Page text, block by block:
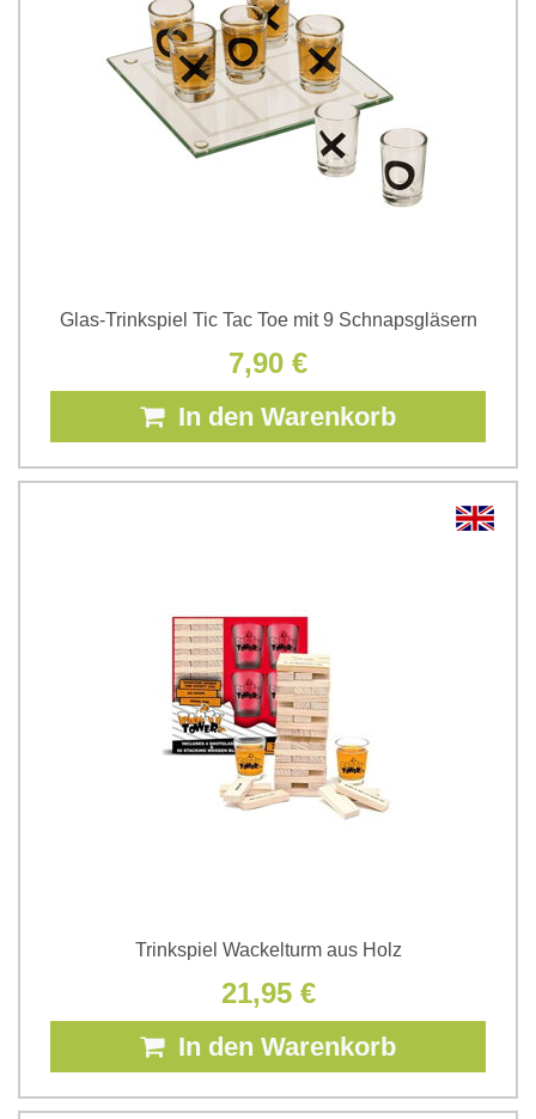
Glas-Trinkspiel Tic Tac Toe mit 9 Schnapsgläsern
7,90 €
In den Warenkorb
Trinkspiel Wackelturm aus Holz
21,95 €
In den Warenkorb